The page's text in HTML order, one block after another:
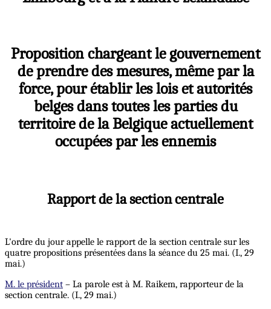
Proposition chargeant le gouvernement
de prendre des mesures, même par la
force, pour établir les lois et autorités
belges dans toutes les parties du
territoire de la Belgique actuellement
occupées par les ennemis
Rapport de la section centrale
L'ordre du jour appelle le rapport de la section centrale sur les
quatre propositions présentées dans la séance du 25 mai. (I., 29
mai.)
M. le président – La parole est à M. Raikem, rapporteur de la
section centrale. (I., 29 mai.)